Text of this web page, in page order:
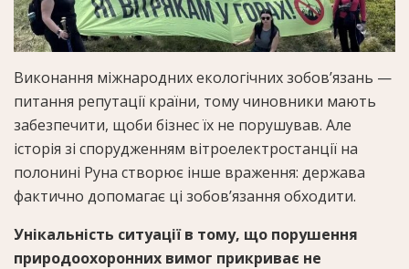
Виконання міжнародних екологічних зобов’язань —
питання репутації країни, тому чиновники мають
забезпечити, щоби бізнес їх не порушував. Але
історія зі спорудженням вітроелектростанції на
полонині Руна створює інше враження: держава
фактично допомагає ці зобов’язання обходити.
Унікальність ситуації в тому, що порушення
природоохоронних вимог прикриває не